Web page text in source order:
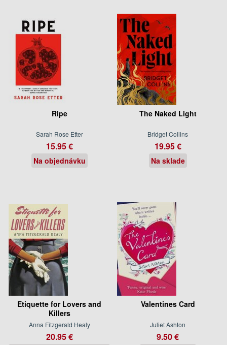
Ripe
Sarah Rose Etter
15.95 €
Na objednávku
The Naked Light
Bridget Collins
19.95 €
Na sklade
Etiquette for Lovers and
Killers
Anna Fitzgerald Healy
20.95 €
Valentines Card
Juliet Ashton
9.50 €